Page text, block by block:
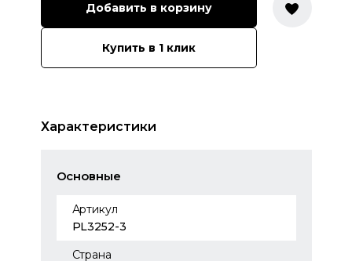
Добавить в корзину
Купить в 1 клик
Характеристики
Основные
Артикул
PL3252-3
Страна